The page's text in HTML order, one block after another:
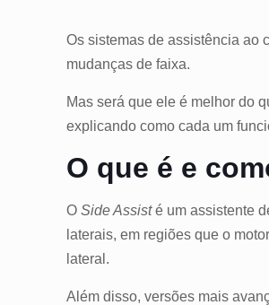
Os sistemas de assistência ao
mudanças de faixa.
Mas será que ele é melhor do
explicando como cada um
O que é e
OSide Assisté um assistente
laterais, em regiões que o
lateral.
Além disso, versões mais